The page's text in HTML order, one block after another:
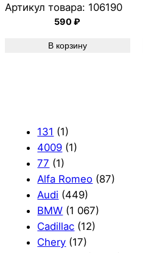
Артикул товара: 106190
590₽
В корзину
131 (1)
4009 (1)
77 (1)
Alfa Romeo (87)
Audi (449)
BMW (1 067)
Cadillac (12)
Chery (17)